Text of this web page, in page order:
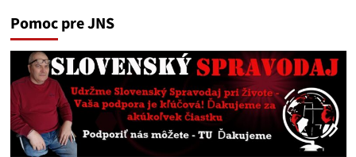
Chmelár:
vzorom
pro
Pomoc pre JNS